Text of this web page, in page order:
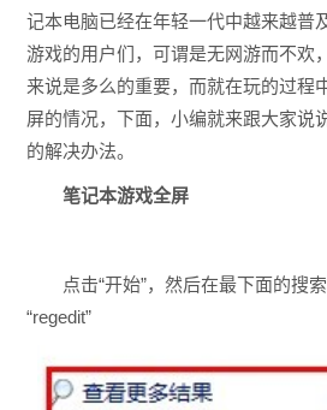
记本电脑已经在年轻一代中越来越普
游戏的用户们，可谓是无网游而不欢
来说是多么的重要，而就在玩的过程
屏的情况，下面，小编就来跟大家说
的解决办法。
笔记本游戏全屏
点击“开始”，然后在最下面的搜
“regedit”